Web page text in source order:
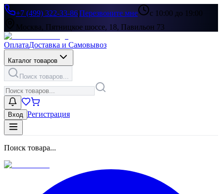
+7 (499) 322-33-86|Перезвоните мне
с 10:00 до 19:00
Москва, Пятницкое шоссе, 18, Павильон 73
ОплатаДоставка и Самовывоз
Каталог товаров
Поиск товаров...
Вход Регистрация
Поиск товара...